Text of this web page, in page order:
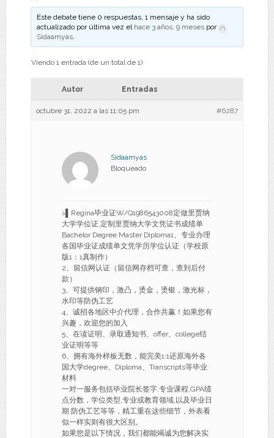
Este debate tiene 0 respuestas, 1 mensaje y ha sido
actualizado por última vez el hace 3 años, 9 meses por
Sidaamyas.
Viendo 1 entrada (de un total de 1)
Autor Entradas
octubre 31, 2022 a las 11:05 pm #6287
Sidaamyas
Bloqueado
♭▌Regina毕业证W/Q1986543008定做里贾纳
大学学位证,定制里贾纳大学文凭证书成绩单
Bachelor Degree Master Diploma1、专业办理
各国毕业证成绩单文凭学历学位认证（学校原
版1：1真制作）
2、留信网认证（留信网存档可查，查到后付
款）
3、可提供钢印，激凸，烫金，烫银，激光标，
水印等防伪工艺
4、诚招各地区中介代理，合作共赢！如果您有
兴趣，欢迎您的加入
5、在读证明、录取通知书、offer、college结
业证明等等
6、拥有海外样板无数，能完美1:1还原海外各
国大学degree、Diploma、Transcripts等毕业
材料
一对一服务包括毕业院长签字,专业课程,GPA绩
点分数，学位类型,专业或教育领域,以及毕业日
期.防伪工艺等等，精工重在这些细节，外表看
似一样实则有很大区别。
如果您是以下情况，我们都能竭诚为您解决实